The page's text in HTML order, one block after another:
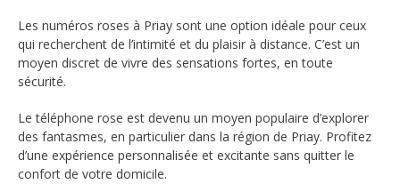
Les numéros roses à Priay sont une option idéale pour ceux
qui recherchent de l’intimité et du plaisir à distance. C’est un
moyen discret de vivre des sensations fortes, en toute
sécurité.
Le téléphone rose est devenu un moyen populaire d’explorer
des fantasmes, en particulier dans la région de Priay. Profitez
d’une expérience personnalisée et excitante sans quitter le
confort de votre domicile.